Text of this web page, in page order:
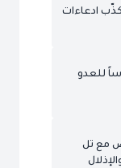
ادعاءات
للعدو
مع تل